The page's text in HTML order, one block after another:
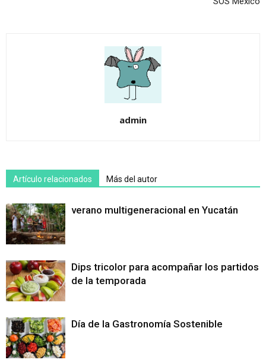
admin
Artículo relacionados Más del autor
verano multigeneracional en Yucatán
Dips tricolor para acompañar los partidos
de la temporada
Día de la Gastronomía Sostenible